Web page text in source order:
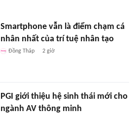
Smartphone vẫn là điểm chạm cá
nhân nhất của trí tuệ nhân tạo
Đồng Tháp 2 giờ
PGI giới thiệu hệ sinh thái mới cho
ngành AV thông minh